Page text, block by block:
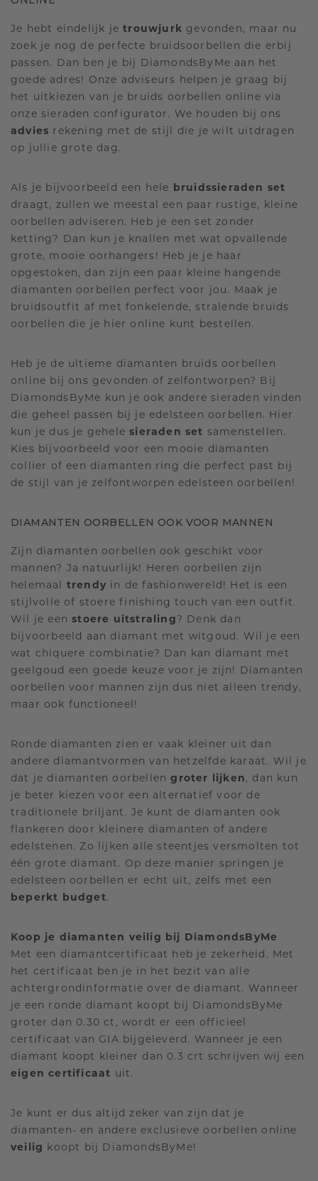
Je hebt eindelijk jetrouwjurk gevonden, maar nu
zoek je nog de perfecte bruidsoorbellen die erbij
passen. Dan ben je bij DiamondsByMe aan het
goede adres! Onze adviseurs helpen je graag bij
het uitkiezen van je bruids oorbellen online via
onze sieraden configurator. We houden bij ons
advies rekening met de stijl die je wilt uitdragen
op jullie grote dag.
Als je bijvoorbeeld een hele bruidssieraden set
draagt, zullen we meestal een paar rustige, kleine
oorbellen adviseren. Heb je een set zonder
ketting? Dan kun je knallen met wat opvallende
grote, mooie oorhangers! Heb je je haar
opgestoken, dan zijn een paar kleine hangende
diamanten oorbellen perfect voor jou. Maak je
bruidsoutfit af met fonkelende, stralende bruids
oorbellen die je hier online kunt bestellen.
Heb je de ultieme diamanten bruids oorbellen
online bij ons gevonden of zelfontworpen? Bij
DiamondsByMe kun je ook andere sieraden vinden
die geheel passen bij je edelsteen oorbellen. Hier
kun je dus je gehelesieraden set samenstellen.
Kies bijvoorbeeld voor een mooie diamanten
collier of een diamanten ring die perfect past bij
de stijl van je zelfontworpen edelsteen oorbellen!
DIAMANTEN OORBELLEN OOK VOOR MANNEN
Zijn diamanten oorbellen ook geschikt voor
mannen? Ja natuurlijk! Heren oorbellen zijn
helemaal trendy in de fashionwereld! Het is een
stijlvolle of stoere finishing touch van een outfit.
Wil je eenstoere uitstraling? Denk dan
bijvoorbeeld aan diamant met witgoud. Wil je een
wat chiquere combinatie? Dan kan diamant met
geelgoud een goede keuze voor je zijn! Diamanten
oorbellen voor mannen zijn dus niet alleen trendy,
maar ook functioneel!
Ronde diamanten zien er vaak kleiner uit dan
andere diamantvormen van hetzelfde karaat. Wil je
dat je diamanten oorbellengroter lijken, dan kun
je beter kiezen voor een alternatief voor de
traditionele briljant. Je kunt de diamanten ook
flankeren door kleinere diamanten of andere
edelstenen. Zo lijken alle steentjes versmolten tot
één grote diamant. Op deze manier springen je
edelsteen oorbellen er echt uit, zelfs met een
beperkt budget.
Koop je diamanten veilig bij DiamondsByMe
Met een diamantcertificaat heb je zekerheid. Met
het certificaat ben je in het bezit van alle
achtergrondinformatie over de diamant. Wanneer
je een ronde diamant koopt bij DiamondsByMe
groter dan 0.30 ct, wordt er een officieel
certificaat van GIA bijgeleverd. Wanneer je een
diamant koopt kleiner dan 0.3 crt schrijven wij een
eigen certificaat uit.
Je kunt er dus altijd zeker van zijn dat je
diamanten- en andere exclusieve oorbellen online
veilig koopt bij DiamondsByMe!